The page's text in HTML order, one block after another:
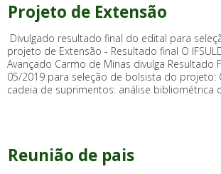
Projeto de Extensão
Divulgado resultado final do edital para
projeto de Extensão - Resultado final O
Avançado Carmo de Minas divulga Resultado
05/2019 para seleção de bolsista do projeto:
cadeia de suprimentos: análise bibliométrica
Reunião de pais